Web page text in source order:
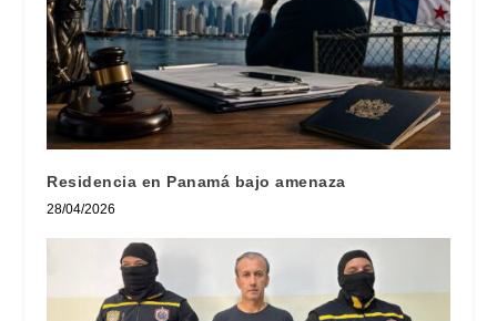
Residencia en Panamá bajo amenaza
28/04/2026